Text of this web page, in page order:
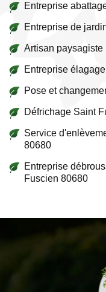
Entreprise
Entreprise de
Artisan paysagiste
Entreprise
Pose et
Défrichage Saint
Service
80680
Entreprise
Fuscien 80680